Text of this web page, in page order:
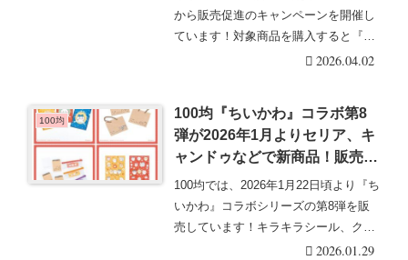
海祐希＆今田美桜の手書きメッ
セージとイラスト柄で全2種
から販売促進のキャンペーンを開催し
ています！対象商品を購入すると『特
製グラス』おま・・・続きを読む
2026.04.02
100均
100均『ちいかわ』コラボ第8
弾が2026年1月よりセリア、キ
ャンドゥなどで新商品！販売店
舗はどこ？キラキラシール、ク
リアファイル、クラフトギフト
バッグ、リングメモ帳、ビニー
100均では、2026年1月22日頃より『ち
いかわ』コラボシリーズの第8弾を販
売しています！キラキラシール、クリ
アファイ・・・続きを読む2026.01.29